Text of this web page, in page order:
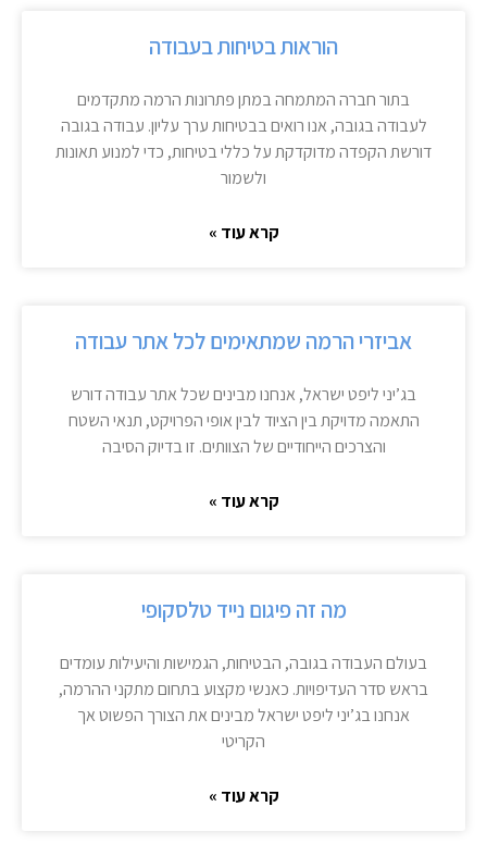
הוראות בטיחות בעבודה
בתור חברה המתמחה במתן פתרונות הרמה מתקדמים
לעבודה בגובה, אנו רואים בבטיחות ערך עליון. עבודה בגובה
דורשת הקפדה מדוקדקת על כללי בטיחות, כדי למנוע תאונות
ולשמור
קרא עוד »
אביזרי הרמה שמתאימים לכל אתר עבודה
בג’יני ליפט ישראל, אנחנו מבינים שכל אתר עבודה דורש
התאמה מדויקת בין הציוד לבין אופי הפרויקט, תנאי השטח
והצרכים הייחודיים של הצוותים. זו בדיוק הסיבה
קרא עוד »
מה זה פיגום נייד טלסקופי
בעולם העבודה בגובה, הבטיחות, הגמישות והיעילות עומדים
בראש סדר העדיפויות. כאנשי מקצוע בתחום מתקני ההרמה,
אנחנו בג’יני ליפט ישראל מבינים את הצורך הפשוט אך
הקריטי
קרא עוד »